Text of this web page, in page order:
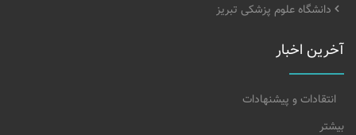
دانشگاه علوم پزشکی تبریز
آخرین اخبار
انتقادات و پیشنهادات
بیشتر